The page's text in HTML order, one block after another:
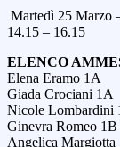
Martedì 25 Marzo
14.15 – 16.15
ELENCO
Elena Eramo 1A
Giada Crociani 1A
Nicole Lombardini
Ginevra Romeo 1B
Angelica Margiotta